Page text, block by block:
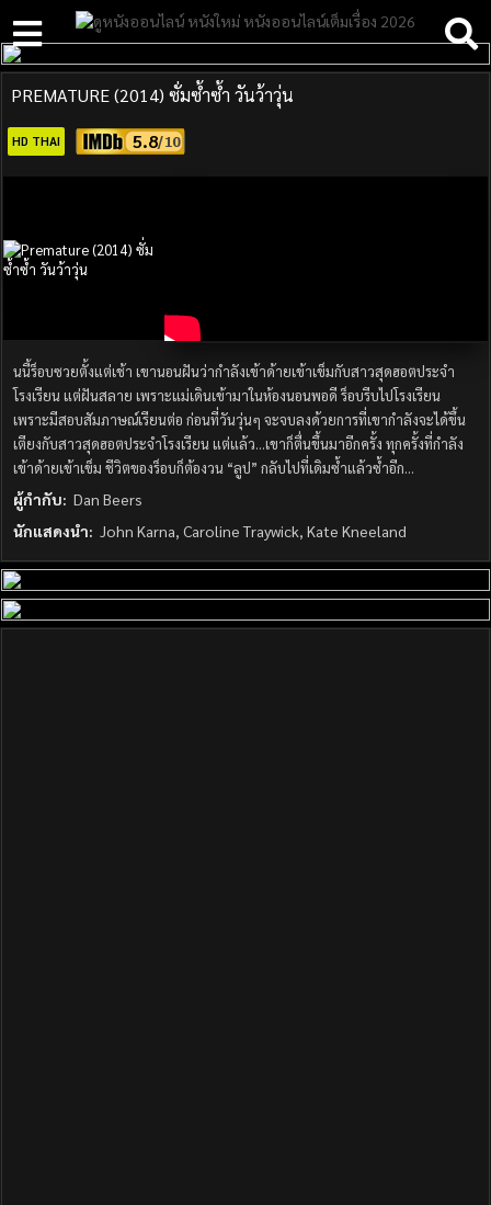
PREMATURE (2014) ซั่มซ้ำซ้ำ วันว้าวุ่น
HD THAI 5.8
นนี้ร็อบซวยตั้งแต่เช้า เขานอนฝันว่ากำลังเข้าด้ายเข้าเข็มกับสาวสุดฮอตประจำ
โรงเรียน แต่ฝันสลาย เพราะแม่เดินเข้ามาในห้องนอนพอดี ร็อบรีบไปโรงเรียน
เพราะมีสอบสัมภาษณ์เรียนต่อ ก่อนที่วันวุ่นๆ จะจบลงด้วยการที่เขากำลังจะได้ขึ้น
เตียงกับสาวสุดฮอตประจำโรงเรียน แต่แล้ว…เขาก็ตื่นขึ้นมาอีกครั้ง ทุกครั้งที่กำลัง
เข้าด้ายเข้าเข็ม ชีวิตของร็อบก็ต้องวน “ลูป” กลับไปที่เดิมซ้ำแล้วซ้ำอีก…
ผู้กำกับ: Dan Beers
นักแสดงนำ: John Karna, Caroline Traywick, Kate Kneeland